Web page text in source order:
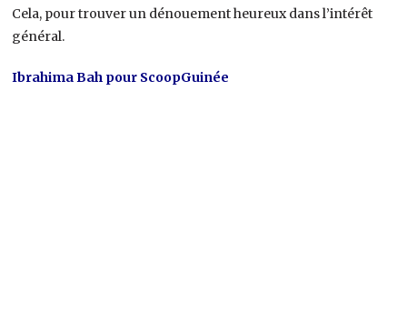
Cela, pour trouver un dénouement heureux dans l’intérêt
général.
Ibrahima Bah pour ScoopGuinée